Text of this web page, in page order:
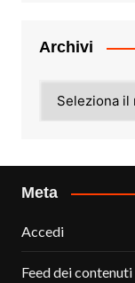
Archivi
Meta
Accedi
Feed dei contenuti